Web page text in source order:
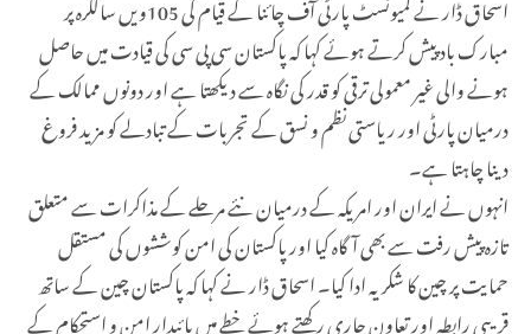
مبارک باد پیش کرتے ہوئے کہا کہ پاکستان سی پی سی کی قیادت میں حاصل
ہونے والی غیر معمولی ترقی کو قدر کی نگاہ سے دیکھتا ہے اور دونوں ممالک کے
درمیان پارٹی اور ریاستی نظم و نسق کے تجربات کے تبادلے کو مزید فروغ
دینا چاہتا ہے۔
انہوں نے ایران اور امریکہ کے درمیان نئے مرحلے کے مذاکرات سے متعلق
تازہ پیش رفت سے بھی آگاہ کیا اور پاکستان کی امن کوششوں کی مستقل
حمایت پر چین کا شکریہ ادا کیا۔ اسحاق ڈار نے کہا کہ پاکستان چین کے ساتھ
قریبی رابطہ اور تعاون جاری رکھتے ہوئے خطے میں پائیدار امن و استحکام کے